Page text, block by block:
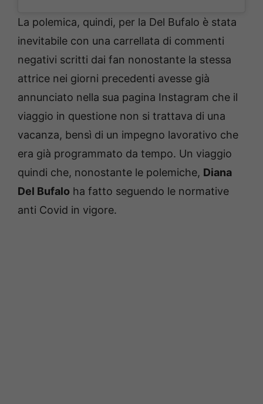
La polemica, quindi, per la Del Bufalo è stata
inevitabile con una carrellata di commenti
negativi scritti dai fan nonostante la stessa
attrice nei giorni precedenti avesse già
annunciato nella sua pagina Instagram che il
viaggio in questione non si trattava di una
vacanza, bensì di un impegno lavorativo che
era già programmato da tempo. Un viaggio
quindi che, nonostante le polemiche, Diana
Del Bufalo ha fatto seguendo le normative
anti Covid in vigore.